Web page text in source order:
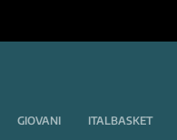
GIOVANI ITALBASKET